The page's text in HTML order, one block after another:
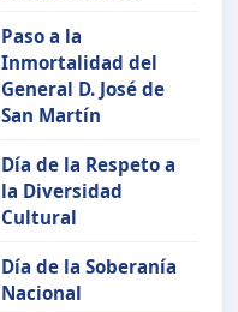
Paso a la
Inmortalidad del
General D. José de
San Martín
Día de la Respeto a
la Diversidad
Cultural
Día de la Soberanía
Nacional